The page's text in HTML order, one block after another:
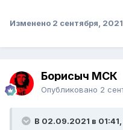
Изменено 2 сентября, 2021
Борисыч МСК
Опубликовано 2
В 02.09.2021 в